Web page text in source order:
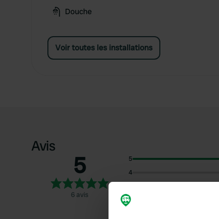
Douche
Voir toutes les installations
Avis
5
6 avis
5
4
2